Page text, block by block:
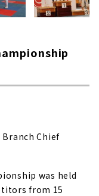
Chief
was held
from 15